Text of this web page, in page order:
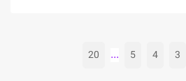
3
4
5
...
20